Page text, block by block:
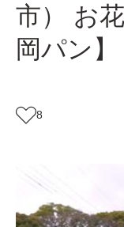
市） お
岡パン】
8